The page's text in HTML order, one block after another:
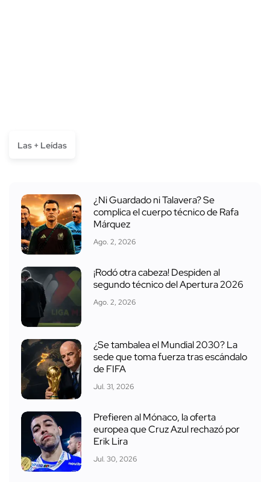
Las + Leídas
¿Ni Guardado ni Talavera? Se
complica el cuerpo técnico de Rafa
Márquez
Ago. 2, 2026
¡Rodó otra cabeza! Despiden al
segundo técnico del Apertura 2026
Ago. 2, 2026
¿Se tambalea el Mundial 2030? La
sede que toma fuerza tras escándalo
de FIFA
Jul. 31, 2026
Prefieren al Mónaco, la oferta
europea que Cruz Azul rechazó por
Erik Lira
Jul. 30, 2026